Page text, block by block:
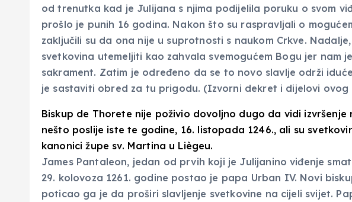
od trenutka kad je Julijana s njima podijelila poruku o svom
prošlo je punih 16 godina. Nakon što su raspravljali o
zaključili su da ona nije u suprotnosti s naukom Crkve.
svetkovina utemeljiti kao zahvala svemogućem Bogu jer nam
sakrament. Zatim je određeno da se to novo slavlje održi
je sastaviti obred za tu prigodu. (Izvorni dekret i dijelovi ovog
Biskup de Thorete nije poživio dovoljno dugo da vidi izvršenje
nešto poslije iste te godine, 16. listopada 1246., ali su
kanonici župe sv. Martina u Liègeu.
James Pantaleon, jedan od prvih koji je Julijanino viđenje
29. kolovoza 1261. godine postao je papa Urban IV. Novi
poticao ga je da proširi slavljenje svetkovine na cijeli svijet.